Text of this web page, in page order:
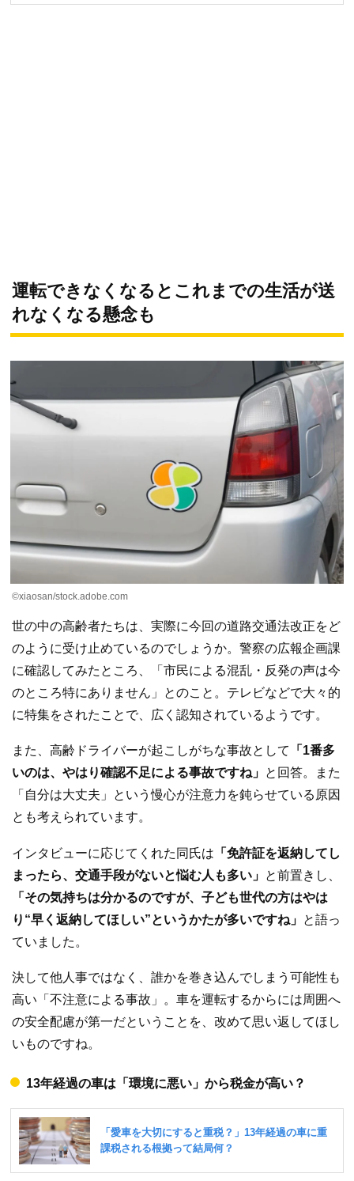
運転できなくなるとこれまでの生活が送
れなくなる懸念も
©xiaosan/stock.adobe.com
世の中の高齢者たちは、実際に今回の道路交通法改正をど
のように受け止めているのでしょうか。警察の広報企画課
に確認してみたところ、「市民による混乱・反発の声は今
のところ特にありません」とのこと。テレビなどで大々的
に特集をされたことで、広く認知されているようです。
また、高齢ドライバーが起こしがちな事故として
「1番多
いのは、やはり確認不足による事故ですね」 と回答。また
「自分は大丈夫」という慢心が注意力を鈍らせている原因
とも考えられています。
インタビューに応じてくれた同氏は 「免許証を返納してし
まったら、交通手段がないと悩む人も多い」 と前置きし、
「その気持ちは分かるのですが、子ども世代の方はやは
り“早く返納してほしい”というかたが多いですね」 と語っ
ていました。
決して他人事ではなく、誰かを巻き込んでしまう可能性も
高い「不注意による事故」。車を運転するからには周囲へ
の安全配慮が第一だということを、改めて思い返してほし
いものですね。
13年経過の車は「環境に悪い」から税金が高い？